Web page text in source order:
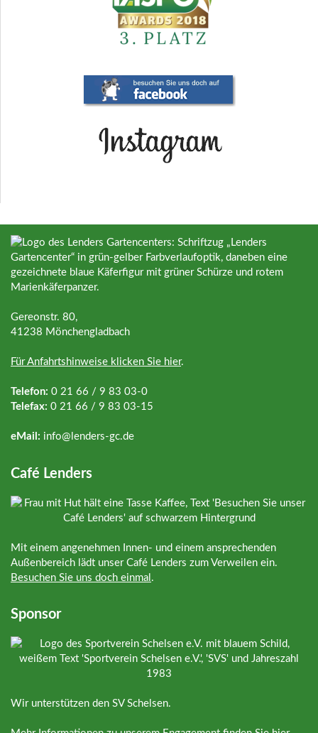
Gereonstr. 80,
41238 Mönchengladbach
Für Anfahrtshinweise klicken Sie hier.
Telefon: 0 21 66 / 9 83 03-0
Telefax: 0 21 66 / 9 83 03-15
eMail: info@ lenders-gc.de
Café Lenders
Mit einem angenehmen Innen- und einem ansprechenden
Außenbereich lädt unser Café Lenders zum Verweilen ein.
Besuchen Sie uns doch einmal .
Sponsor
Wir unterstützen den SV Schelsen.